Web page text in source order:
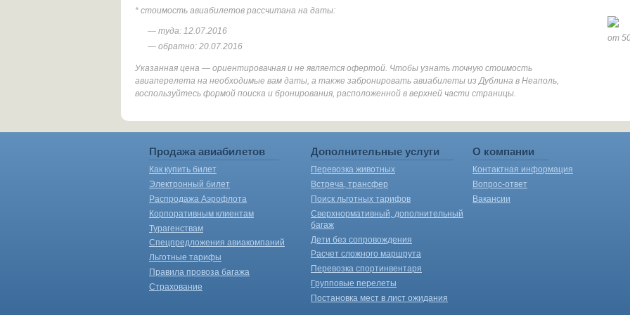
* стоимость авиабилетов рассчитана на даты:
— туда: 12.07.2016
— обратно: 20.07.2016
Указанная цена — ориентировачная и не является офертой. Чтобы узнать точную стоимость
авиаперелета на необходимые вам даты, а также забронировать авиабилеты из Дублина в Неаполь,
воспользуйтесь формой поиска и бронирования, расположенной в верхней части страницы.
от
Продажа авиабилетов
Как купить билет
Электронный билет
Распродажа Аэрофлота
Корпоративным клиентам
Турагенствам
Спецпредложения авиакомпаний
Льготные тарифы
Правила провоза багажа
Страхование
Дополнительные услуги
Перевозка животных
Встреча, трансфер
Поиск льготных тарифов
Сверхнормативный, дополнительный
багаж
Дети без сопровождения
Расчет сложного маршрута
Перевозка спортинвентаря
Групповые перелеты
Постановка мест в лист ожидания
О компании
Контактная информация
Вопрос-ответ
Вакансии